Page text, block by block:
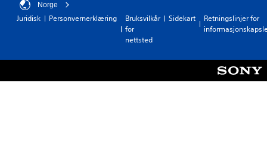
Norge
Juridisk Personvernerklæring
Bruksvilkår
for
nettsted
Sidekart
Retningslinjer for